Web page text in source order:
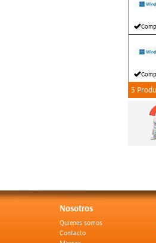
5
Nosotros
Quienes somos
Contacto